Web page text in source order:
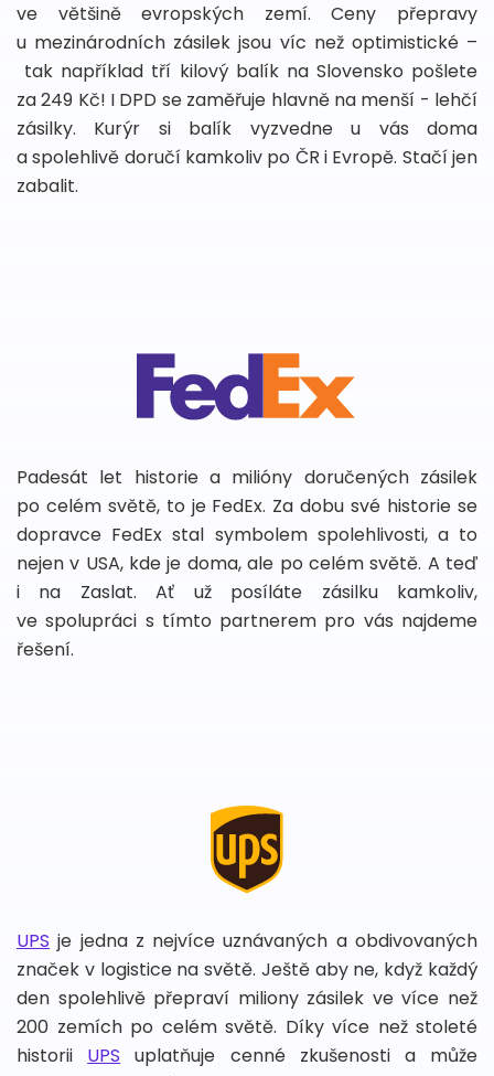
ve většině evropských zemí. Ceny přepravy
u mezinárodních zásilek jsou víc než optimistické –
tak například tří kilový balík na Slovensko pošlete
za 249 Kč! I DPD se zaměřuje hlavně na menší - lehčí
zásilky. Kurýr si balík vyzvedne u vás doma
a spolehlivě doručí kamkoliv po ČR i Evropě. Stačí jen
zabalit.
Padesát let historie a milióny doručených zásilek
po celém světě, to je FedEx. Za dobu své historie se
dopravce FedEx stal symbolem spolehlivosti, a to
nejen v USA, kde je doma, ale po celém světě. A teď
i na Zaslat. Ať už posíláte zásilku kamkoliv,
ve spolupráci s tímto partnerem pro vás najdeme
řešení.
UPS je jedna z nejvíce uznávaných a obdivovaných
značek v logistice na světě. Ještě aby ne, když každý
den spolehlivě přepraví miliony zásilek ve více než
200 zemích po celém světě. Díky více než stoleté
historii UPS uplatňuje cenné zkušenosti a může